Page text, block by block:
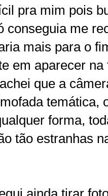
pra mim pois
conseguia me
mais para o
em aparecer
que a
temática,
forma,
tão estranhas